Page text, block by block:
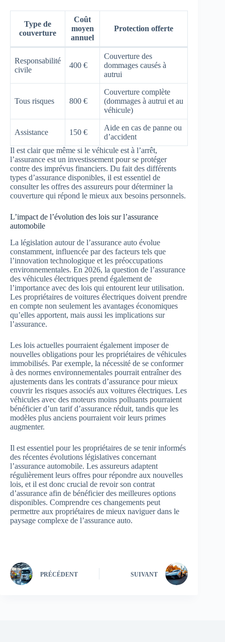
Type de
couverture
Coût
moyen
annuel
Protection offerte
Responsabilité
civile
400 €
Couverture des
dommages causés à
autrui
Tous risques 800 €
Couverture complète
(dommages à autrui et au
véhicule)
Assistance 150 €
Aide en cas de panne ou
d’accident
Il est clair que même si le véhicule est à l’arrêt,
l’assurance est un investissement pour se protéger
contre des imprévus financiers. Du fait des différents
types d’assurance disponibles, il est essentiel de
consulter les offres des assureurs pour déterminer la
couverture qui répond le mieux aux besoins personnels.
L’impact de l’évolution des lois sur l’assurance
automobile
La législation autour de l’assurance auto évolue
constamment, influencée par des facteurs tels que
l’innovation technologique et les préoccupations
environnementales. En 2026, la question de l’assurance
des véhicules électriques prend également de
l’importance avec des lois qui entourent leur utilisation.
Les propriétaires de voitures électriques doivent prendre
en compte non seulement les avantages économiques
qu’elles apportent, mais aussi les implications sur
l’assurance.
Les lois actuelles pourraient également imposer de
nouvelles obligations pour les propriétaires de véhicules
immobilisés. Par exemple, la nécessité de se conformer
à des normes environnementales pourrait entraîner des
ajustements dans les contrats d’assurance pour mieux
couvrir les risques associés aux voitures électriques. Les
véhicules avec des moteurs moins polluants pourraient
bénéficier d’un tarif d’assurance réduit, tandis que les
modèles plus anciens pourraient voir leurs primes
augmenter.
Il est essentiel pour les propriétaires de se tenir informés
des récentes évolutions législatives concernant
l’assurance automobile. Les assureurs adaptent
régulièrement leurs offres pour répondre aux nouvelles
lois, et il est donc crucial de revoir son contrat
d’assurance afin de bénéficier des meilleures options
disponibles. Comprendre ces changements peut
permettre aux propriétaires de mieux naviguer dans le
paysage complexe de l’assurance auto.
PRÉCÉDENT SUIVANT